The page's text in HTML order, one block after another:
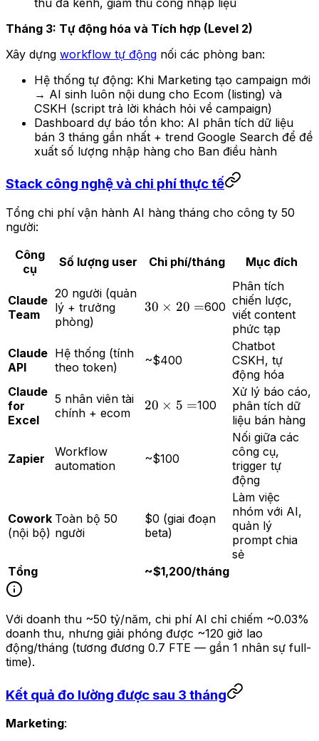
Tháng 3: Tự động hóa và Tích hợp (Level 2)
Xây dựng workflow tự động nối các phòng ban:
Hệ thống tự động: Khi Marketing tạo campaign mới
→ AI sinh luôn nội dung cho Ecom (listing) và
CSKH (script trả lời khách hỏi về campaign)
Dashboard dự báo tồn kho: AI phân tích dữ liệu
bán 3 tháng gần nhất + trend Google Search để đề
xuất số lượng nhập hàng cho Ban điều hành
Stack công nghệ và chi phí thực tế
Tổng chi phí vận hành AI hàng tháng cho công ty 50
người:
Công
cụ
Số lượng user Chi phí/tháng Mục đích
Claude
Team
20 người (quản
lý + trưởng
phòng)
30
=
30 × 20 =600
Phân tích
chiến lược,
viết content
phức tạp
Claude
API
Hệ thống (tính
theo token)
~$400
Chatbot
CSKH, tự
động hóa
Claude
for
Excel
5 nhân viên tài
chính + ecom
20
=
20 × 5 =100
Xử lý báo cáo,
phân tích dữ
liệu bán hàng
Zapier
Workflow
automation
~$100
Nối giữa các
công cụ,
trigger tự
động
Cowork
(nội bộ)
Toàn bộ 50
người
$0 (giai đoạn
beta)
Làm việc
nhóm với AI,
quản lý
prompt chia
sẻ
Tổng
~$1,200/tháng
Với doanh thu ~50 tỷ/năm, chi phí AI chỉ chiếm ~0.03%
doanh thu, nhưng giải phóng được ~120 giờ lao
động/tháng (tương đương 0.7 FTE — gần 1 nhân sự full-
time).
Kết quả đo lường được sau 3 tháng
Marketing: